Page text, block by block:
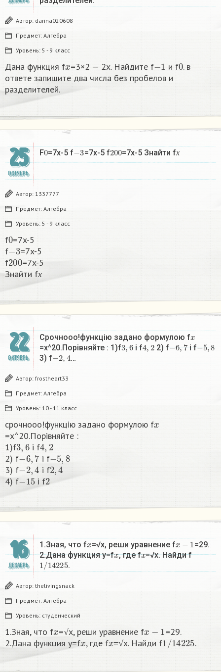
Автор: darina020608
Предмет: Алгебра
Уровень: 5 - 9 класс
Дана функция f =3×2 — 2x. Найдите f− 1 и f0. в
ответе запишите два числа без пробелов и
разделителей.​
25
ОКТЯБРЬ
F0=7x-5 f−3 =7x-5 f200=7x-5 Знайти fх
х
Автор: 1337777
Предмет: Алгебра
Уровень: 5 - 9 класс
f0=7x-5
f−3 =7x-5
f200=7x-5
Знайти fх
х
22
ОКТЯБРЬ
Срочнооо!функцію задано формулою fx
=x^20.Порівняйте : 1)f3 , 6i f 4, 22) f 6, 7 i f 5, 8
3) f
2, …
Автор: frostheart33
Предмет: Алгебра
Уровень: 10 - 11 класс
срочнооо!функцію задано формулою f
=x^20.Порівняйте :
1)f3,6i f4,2
2) f− 6, 7 i f− 5,
3) f 2,4 i f2 4
4) f 15 i f2
16
ДЕКАБРЬ
1.Зная, что fx=√x, реши уравнение fx−1
=29.
2.Дана функция y=f , где f =√x. Найди f
1 /14225.
Автор: thelivingsnack
Предмет: Алгебра
Уровень: студенческий
1.Зная, что f =√x, реши уравнение fx
=29.
2.Дана функция y=fx, где fx=√x. Найди f1/14225.